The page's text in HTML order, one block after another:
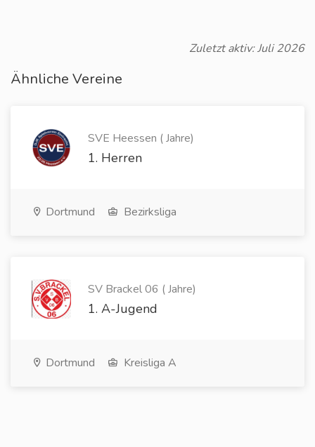
Zuletzt aktiv: Juli 2026
Ähnliche Vereine
SVE Heessen ( Jahre)
1. Herren
Dortmund Bezirksliga
SV Brackel 06 ( Jahre)
1. A-Jugend
Dortmund Kreisliga A